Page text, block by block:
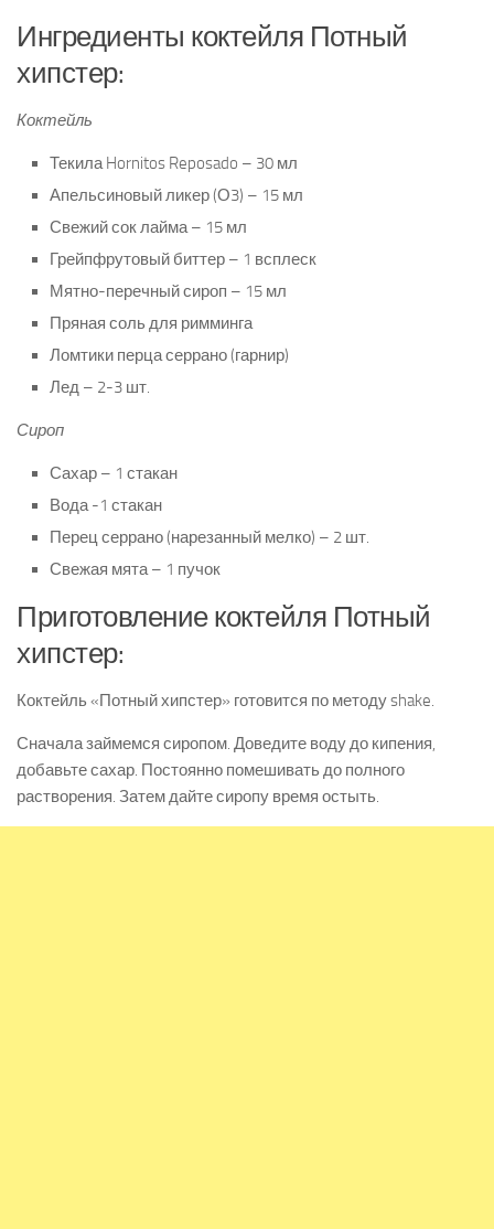
Ингредиенты коктейля Потный
хипстер:
Коктейль
Текила Hornitos Reposado – 30 мл
Апельсиновый ликер (О3) – 15 мл
Свежий сок лайма – 15 мл
Грейпфрутовый биттер – 1 всплеск
Мятно-перечный сироп – 15 мл
Пряная соль для римминга
Ломтики перца серрано (гарнир)
Лед – 2-3 шт.
Сироп
Сахар – 1 стакан
Вода -1 стакан
Перец серрано (нарезанный мелко) – 2 шт.
Свежая мята – 1 пучок
Приготовление коктейля Потный
хипстер:
Коктейль «Потный хипстер» готовится по методу shake.
Сначала займемся сиропом. Доведите воду до кипения,
добавьте сахар. Постоянно помешивать до полного
растворения. Затем дайте сиропу время остыть.